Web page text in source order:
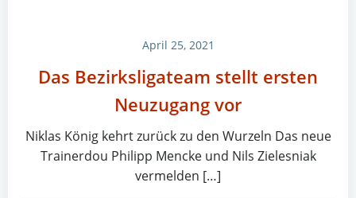
April 25, 2021
Das Bezirksligateam stellt ersten
Neuzugang vor
Niklas König kehrt zurück zu den Wurzeln Das neue
Trainerdou Philipp Mencke und Nils Zielesniak
vermelden […]